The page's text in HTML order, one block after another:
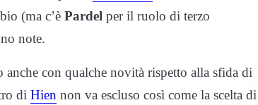
(ma c’è Pardel per il ruolo di terzo
note.
anche con qualche novità rispetto alla sfida di
di Hien non va escluso così come la scelta di